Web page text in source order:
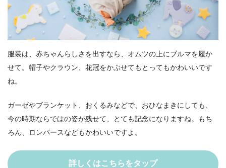
服装は、赤ちゃんらしさを出すなら、オムツの上にブルマを履か
せて。帽子やクラウン、花冠をかぶせてもとってもかわいいです
ね。
ガーゼやブランケット、おくるみなどで、おひなまきにしても、
今の時期ならではの姿が残せて、とても記念になりますね。もち
ろん、ロンパースなどもかわいいですよ。
詳しくはこちらをタップ